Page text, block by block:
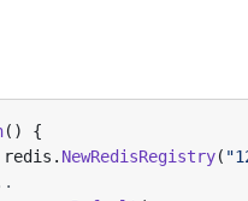
()
{
redis . NewRedisRegistry(